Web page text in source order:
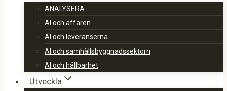
ANALYSERA
AI och affären
AI och leveranserna
AI och samhällsbyggnadssektorn
AI och hållbarhet
Utveckla